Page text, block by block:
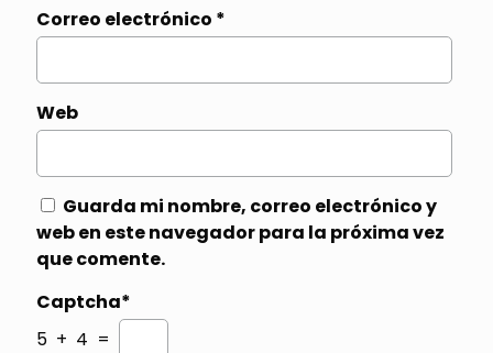
Correo electrónico *
Web
Guarda mi nombre, correo electrónico y
web en este navegador para la próxima vez
que comente.
Captcha*
5 + 4 =